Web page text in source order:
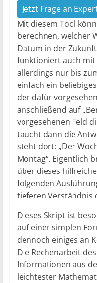
Jetzt Frage an
Mit diesem Tool
berechnen, welcher
Datum in der
funktioniert auch mit
allerdings nur bis
einfach ein
der dafür
anschließend auf
vorgesehenen Feld
taucht dann die
steht dort: „Der
Montag“. Eigentlich
über dieses
folgenden
tieferen Verständnis
Dieses Skript ist
auf einer simplen
dennoch einiges an
Die Rechenarbeit
Informationen aus
leichtester